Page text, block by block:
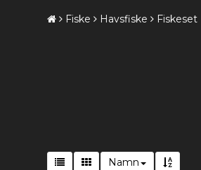
Fiske Havsfiske Fiskeset
Namn